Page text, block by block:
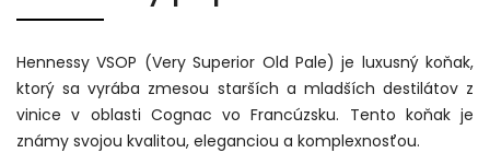
Hennessy VSOP (Very Superior Old Pale) je luxusný koňak,
ktorý sa vyrába zmesou starších a mladších destilátov z
vinice v oblasti Cognac vo Francúzsku. Tento koňak je
známy svojou kvalitou, eleganciou a komplexnosťou.